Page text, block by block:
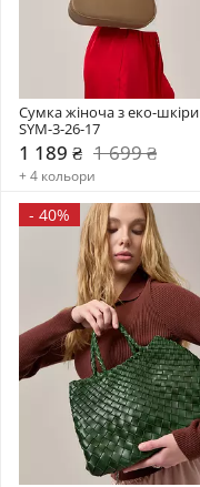
Сумка жіноча з еко-шкіри
SYM-3-26-17
1 189 ₴ 1 699 ₴
+ 4 кольори
- 40%